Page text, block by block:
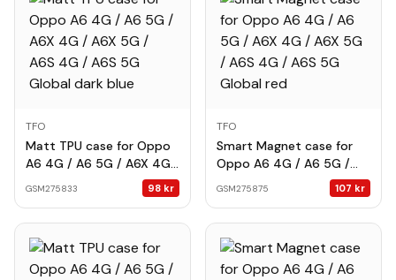
TFO
Matt TPU case for Oppo
A6 4G / A6 5G / A6X 4G /
A6X 5G / A6S 4G / A6S
GSM275833 98 kr
TFO
Smart Magnet case for
Oppo A6 4G / A6 5G /
A6X 4G / A6X 5G / A6S
4G / A6S 5G Global red
GSM275875 107 kr